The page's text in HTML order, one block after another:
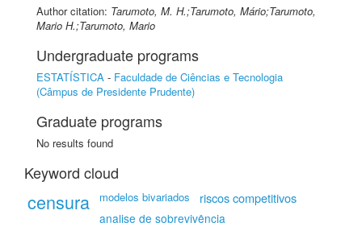
Author citation: Tarumoto, M. H.;Tarumoto, Mário;Tarumoto,
Mario H.;Tarumoto, Mario
Undergraduate programs
ESTATÍSTICA - Faculdade de Ciências e Tecnologia
(Câmpus de Presidente Prudente)
Graduate programs
No results found
Keyword cloud
censura modelos bivariados riscos competitivos
analise de sobrevivência